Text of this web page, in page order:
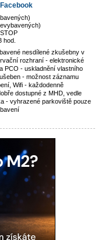
Facebook
hod.
nesdílené zkušebny v
rozhraní - elektronické
PCO - uskladnění vlastního
- možnost záznamu
Wifi - každodenně
dostupné z MHD, vedle
- vyhrazené parkoviště pouze